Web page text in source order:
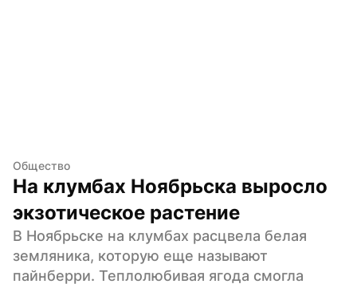
Общество
На клумбах Ноябрьска выросло
экзотическое растение
В Ноябрьске на клумбах расцвела белая
земляника, которую еще называют
пайнберри. Теплолюбивая ягода смогла